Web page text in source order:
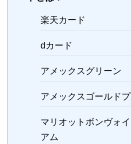
楽天カード
dカード
アメックスグリーン
アメックスゴールド
マリオットボンヴォ
アム